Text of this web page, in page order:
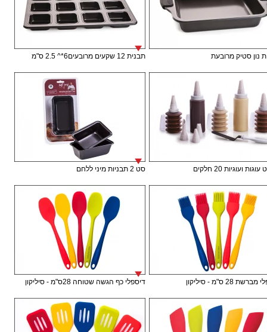
נון סטיק מרובעת תבנית 12 שקעים מרובעים6*^ 2.5 ס"מ
ועוגיות 20 חלקים סט 2 תבניות מיני ללחם
28 ס"מ - סיליקון דיספלי כף הגשה שטוחה 28ס"מ - סיליקון